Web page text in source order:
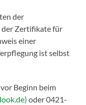
der
der Zertifikate für
einer
ist selbst
Beginn beim
oder 0421-